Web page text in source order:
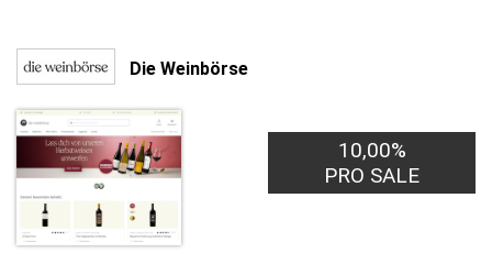
Die Weinbörse
10,00%
PRO SALE